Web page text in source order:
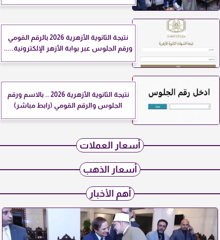
نتيجة الثانوية الأزهرية 2026 بالرقم القومي
ورقم الجلوس عبر بوابة الأزهر الإلكترونية.....
نتيجة الثانوية الأزهرية 2026 .. بالاسم ورقم
الجلوس والرقم القومي (رابط مباشر)
أسعار العملات
أسعار الذهب
أهم الأخبار